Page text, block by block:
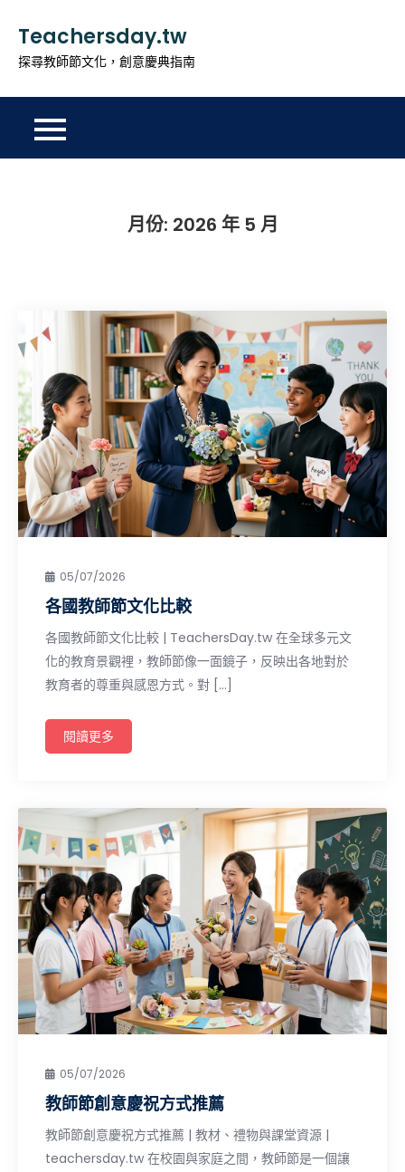
content
Teachersday.tw
探尋教師節文化，創意慶典指南
月份: 2026 年 5 月
05/07/2026
各國教師節文化比較
各國教師節文化比較 | TeachersDay.tw 在全球多元文
化的教育景觀裡，教師節像一面鏡子，反映出各地對於
教育者的尊重與感恩方式。對 […]
閱讀更多
05/07/2026
教師節創意慶祝方式推薦
教師節創意慶祝方式推薦 | 教材、禮物與課堂資源 |
teachersday.tw 在校園與家庭之間，教師節是一個讓